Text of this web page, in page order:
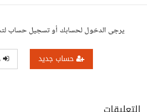
يرجى الدخول لحسابك أو تسجيل حساب
حساب جديد